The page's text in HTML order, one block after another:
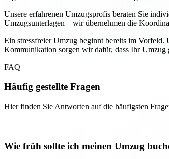
Unsere erfahrenen Umzugsprofis beraten Sie
Umzugsunterlagen – wir übernehmen die
Ein stressfreier Umzug beginnt bereits im Vorfeld.
Kommunikation sorgen wir dafür, dass Ihr Umzug
FAQ
Häufig gestellte Fragen
Hier finden Sie Antworten auf die häufigsten
Wie früh sollte ich meinen Umzug